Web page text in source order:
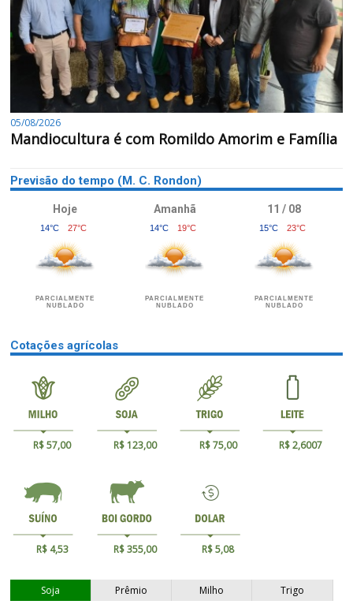
05/08/2026
Mandiocultura é com Romildo Amorim e Família
Previsão do tempo (M. C. Rondon)
Hoje
14°C 27°C
PARCIALMENTE
NUBLADO
Amanhã
14°C 19°C
PARCIALMENTE
NUBLADO
11 / 08
15°C 23°C
PARCIALMENTE
NUBLADO
Cotações agrícolas
R$ 57,00 R$ 123,00 R$ 75,00 R$ 2,6007
R$ 4,53 R$ 355,00 R$ 5,08
Soja Prêmio Milho
Trigo